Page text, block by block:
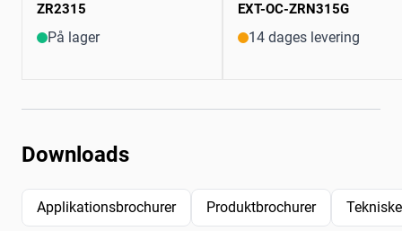
ZR2315
På lager
EXT-OC-ZRN315G
14 dages levering
Downloads
Applikationsbrochurer Produktbrochurer